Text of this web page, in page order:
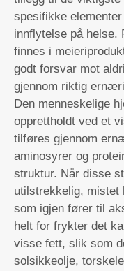
spesifikke
innflytelse på helse.
finnes i
godt forsvar mot
gjennom riktig
Den menneskelige
opprettholdt ved et
tilføres gjennom
aminosyrer og
struktur. Når disse
utilstrekkelig, mistet
som igjen fører til
helt for frykter det
visse fett, slik som
solsikkeolje,